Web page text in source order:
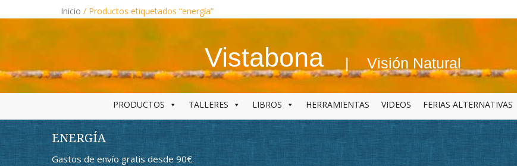
Inicio / Productos etiquetados “energía”
Vistabona Visión Natural
PRODUCTOS TALLERES LIBROS HERRAMIENTAS VIDEOS FERIAS ALTERNATIVAS
ENERGÍA
Gastos de envío gratis desde 90€.